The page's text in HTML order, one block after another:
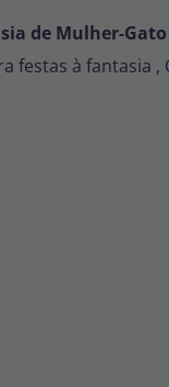
de Mulher-
festas à fantasia ,